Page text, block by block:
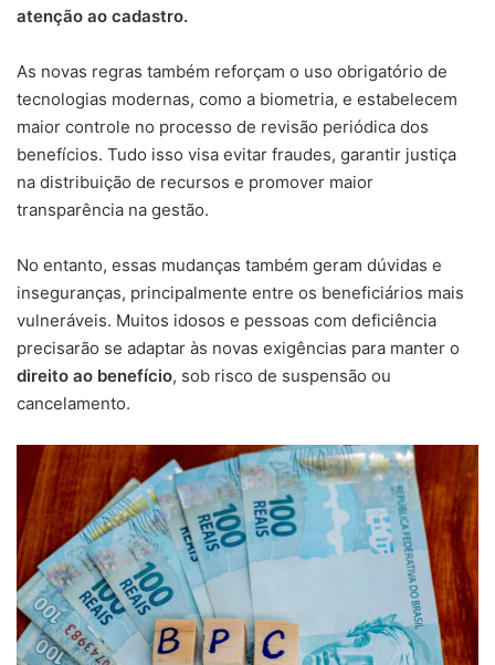
atenção ao cadastro.
As novas regras também reforçam o uso obrigatório de
tecnologias modernas, como a biometria, e estabelecem
maior controle no processo de revisão periódica dos
benefícios. Tudo isso visa evitar fraudes, garantir justiça
na distribuição de recursos e promover maior
transparência na gestão.
No entanto, essas mudanças também geram dúvidas e
inseguranças, principalmente entre os beneficiários mais
vulneráveis. Muitos idosos e pessoas com deficiência
precisarão se adaptar às novas exigências para manter o
direito ao benefício, sob risco de suspensão ou
cancelamento.